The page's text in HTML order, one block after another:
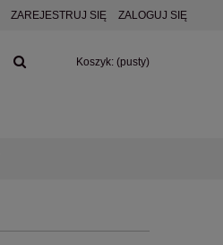
ZAREJESTRUJ SIĘ ZALOGUJ SIĘ
Koszyk: (pusty)